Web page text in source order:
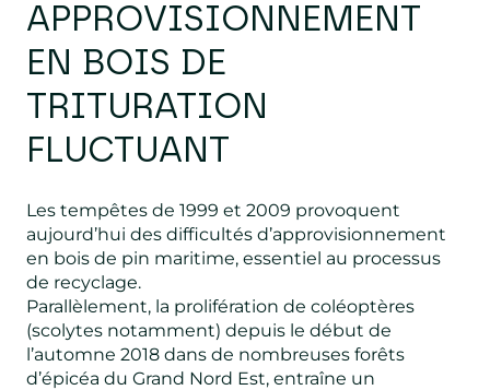
APPROVISIONNEMENT
EN BOIS DE
TRITURATION
FLUCTUANT
Les tempêtes de 1999 et 2009 provoquent
aujourd’hui des difficultés d’approvisionnement
en bois de pin maritime, essentiel au processus
de recyclage.
Parallèlement, la prolifération de coléoptères
(scolytes notamment) depuis le début de
l’automne 2018 dans de nombreuses forêts
d’épicéa du Grand Nord Est, entraîne un